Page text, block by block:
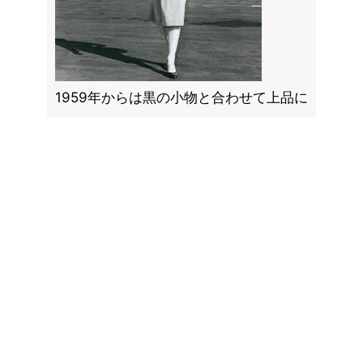
1959年からは黒の小物と合わせて上品に